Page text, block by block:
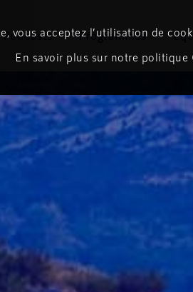
Podcasts Programmes
vous acceptez l’utilisation de
En savoir plus sur notre politique